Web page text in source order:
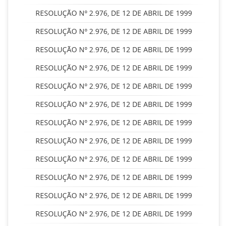
RESOLUÇÃO Nº 2.976, DE 12 DE ABRIL DE 1999
RESOLUÇÃO Nº 2.976, DE 12 DE ABRIL DE 1999
RESOLUÇÃO Nº 2.976, DE 12 DE ABRIL DE 1999
RESOLUÇÃO Nº 2.976, DE 12 DE ABRIL DE 1999
RESOLUÇÃO Nº 2.976, DE 12 DE ABRIL DE 1999
RESOLUÇÃO Nº 2.976, DE 12 DE ABRIL DE 1999
RESOLUÇÃO Nº 2.976, DE 12 DE ABRIL DE 1999
RESOLUÇÃO Nº 2.976, DE 12 DE ABRIL DE 1999
RESOLUÇÃO Nº 2.976, DE 12 DE ABRIL DE 1999
RESOLUÇÃO Nº 2.976, DE 12 DE ABRIL DE 1999
RESOLUÇÃO Nº 2.976, DE 12 DE ABRIL DE 1999
RESOLUÇÃO Nº 2.976, DE 12 DE ABRIL DE 1999